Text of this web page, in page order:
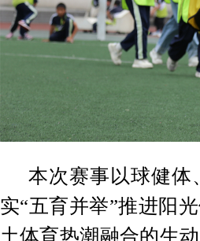
本次赛事以球健体
实“五育并举”推进阳
土体育热潮融合的生